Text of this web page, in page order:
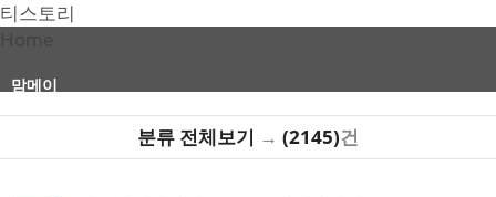
티스토리
맘메이
분류 전체보기 → (2145)건